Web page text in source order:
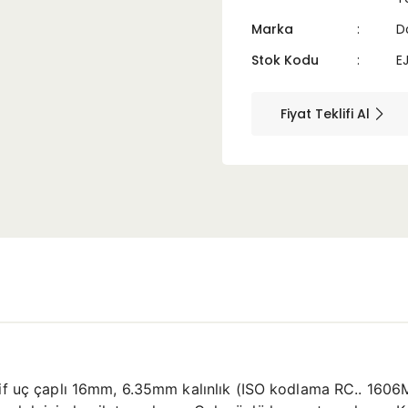
Marka
Stok Kodu
Fiyat Teklifi Al
çaplı 16mm, 6.35mm kalınlık (ISO kodlama RC..